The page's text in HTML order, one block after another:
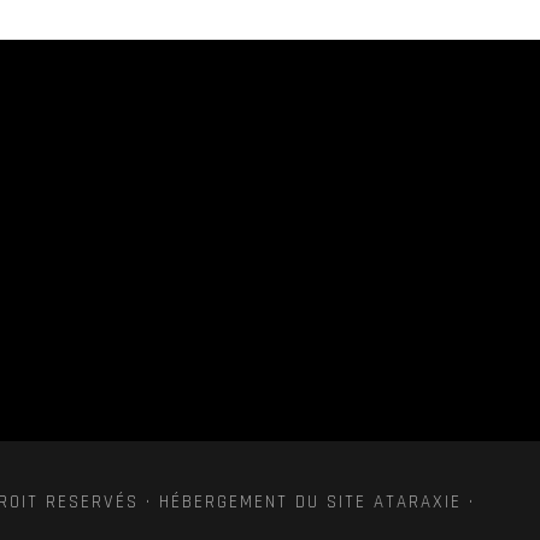
RESERVÉS · HÉBERGEMENT DU SITE ATARAXIE ·